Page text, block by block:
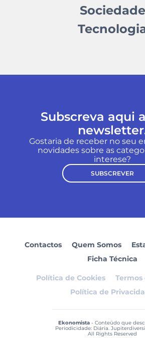
Sociedade
Subscreva aqui
Gostaria de receber no seu
novidades sobre as
interese?
SUBSCREVER
Contactos Quem Somos
Ficha Técnica
Política de Cookies
Termos
Política de
Ekonomista- Conteúdo que
Periodicidade: Diária.
All Rights Reserved